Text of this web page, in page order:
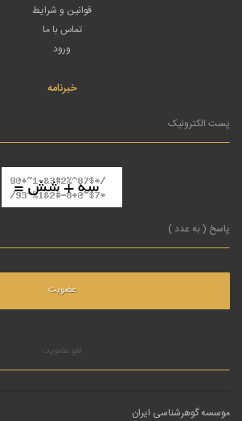
قوانین و شرایط
تماس با ما
ورود
خبرنامه
لغو عضویت
موسسه گوهرشناسی ایران